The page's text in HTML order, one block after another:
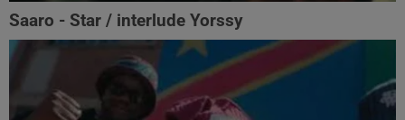
Saaro - Star / interlude Yorssy